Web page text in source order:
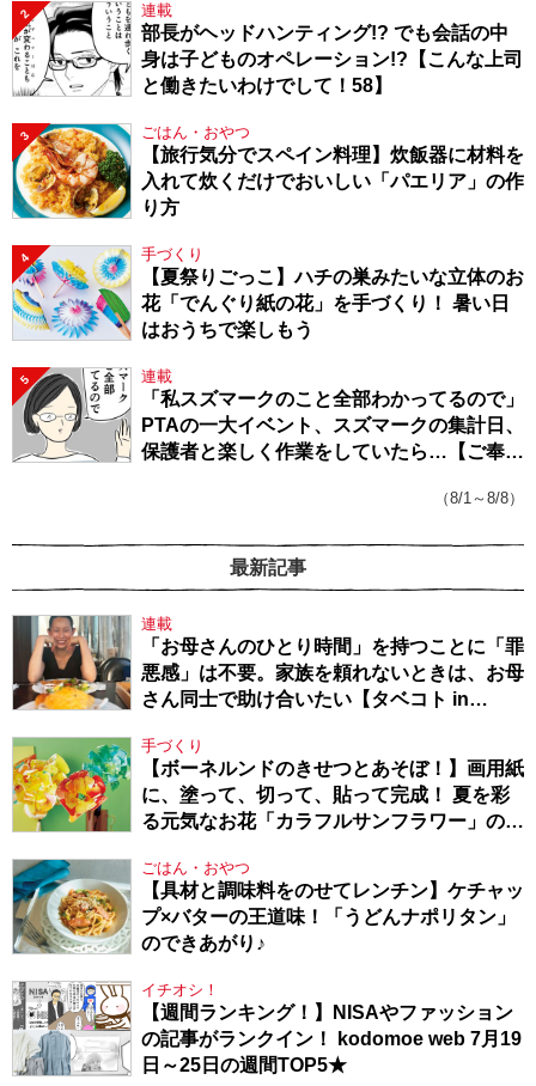
2 連載
部長がヘッドハンティング!? でも会話の中
身は子どものオペレーション!?【こんな上司
と働きたいわけでして！58】
3 ごはん・おやつ
【旅行気分でスペイン料理】炊飯器に材料を
入れて炊くだけでおいしい「パエリア」の作
り方
4 手づくり
【夏祭りごっこ】ハチの巣みたいな立体のお
花「でんぐり紙の花」を手づくり！ 暑い日
はおうちで楽しもう
5 連載
「私スズマークのこと全部わかってるので」
PTAの一大イベント、スズマークの集計日、
保護者と楽しく作業をしていたら…【ご奉仕
（8/1～8/8）
最新記事
連載
「お母さんのひとり時間」を持つことに「罪
悪感」は不要。家族を頼れないときは、お母
さん同士で助け合いたい【タベコト in
手づくり
【ボーネルンドのきせつとあそぼ！】画用紙
に、塗って、切って、貼って完成！ 夏を彩
る元気なお花「カラフルサンフラワー」の作
ごはん・おやつ
【具材と調味料をのせてレンチン】ケチャッ
プ×バターの王道味！「うどんナポリタン」
のできあがり♪
イチオシ！
【週間ランキング！】NISAやファッション
の記事がランクイン！ kodomoe web 7月19
日～25日の週間TOP5★